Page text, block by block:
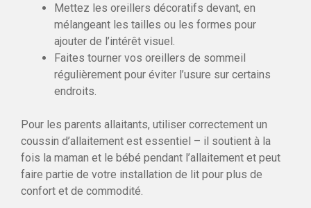
Mettez les oreillers décoratifs devant, en
mélangeant les tailles ou les formes pour
ajouter de l’intérêt visuel.
Faites tourner vos oreillers de sommeil
régulièrement pour éviter l’usure sur certains
endroits.
Pour les parents allaitants, utiliser correctement un
coussin d’allaitement est essentiel – il soutient à la
fois la maman et le bébé pendant l’allaitement et peut
faire partie de votre installation de lit pour plus de
confort et de commodité.